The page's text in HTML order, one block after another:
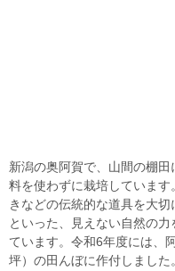
新潟の奥阿賀で、山間の棚
料を使わずに栽培しています
きなどの伝統的な道具を大
といった、見えない自然の
ています。令和6年度には、
坪）の田んぼに作付しまし